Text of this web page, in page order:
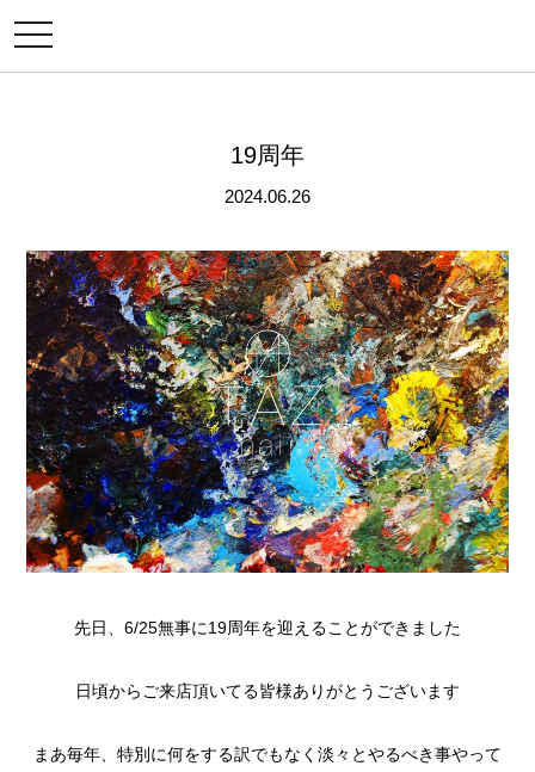
メ
ニ
ュ
19周年
2024.06.26
先日、6/25無事に19周年を迎えることができました
日頃からご来店頂いてる皆様ありがとうございます
まあ毎年、特別に何をする訳でもなく淡々とやるべき事やって